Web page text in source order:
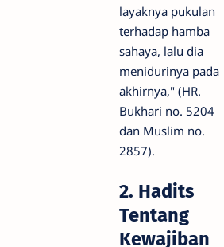
layaknya pukulan
terhadap hamba
sahaya, lalu dia
menidurinya pada
akhirnya," (HR.
Bukhari no. 5204
dan Muslim no.
2857).
2. Hadits
Tentang
Kewajiban